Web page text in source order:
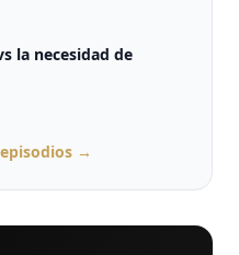
la necesidad de
→